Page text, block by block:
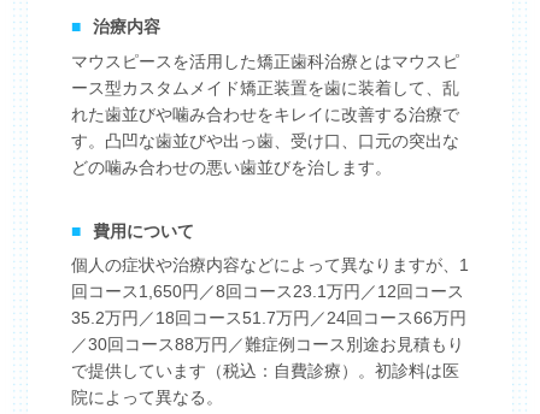
■
治療内容
マウスピースを活用した矯正歯科治療とはマウスピ
ース型カスタムメイド矯正装置を歯に装着して、乱
れた歯並びや噛み合わせをキレイに改善する治療で
す。凸凹な歯並びや出っ歯、受け口、口元の突出な
どの噛み合わせの悪い歯並びを治します。
■
費用について
個人の症状や治療内容などによって異なりますが、1
回コース1,650円／8回コース23.1万円／12回コース
35.2万円／18回コース51.7万円／24回コース66万円
／30回コース88万円／難症例コース別途お見積もり
で提供しています（税込：自費診療）。初診料は医
院によって異なる。